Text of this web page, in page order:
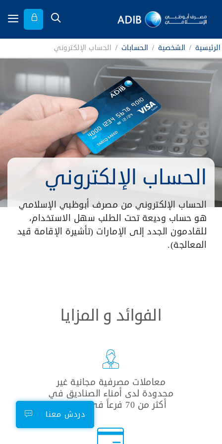
الرئيسية / الشخصية / الحسابات / الحساب الإلكتروني
الحساب الإلكتروني
الحساب الإلكتروني من مصرف أبوظبي الإسلامي
هو حساب وديعة تحت الطلب سهل الاستخدام،
للقادمون الجدد إلى الإمارات (تأشيرة الإقامة قيد
المعالجة).
الفوائد و المزايا
​معاملات مصرفية مجانية غير
محدودة لدى أمناء الصناديق في
أكثر من 70 فرعاً في الإمارات
دردش معنا